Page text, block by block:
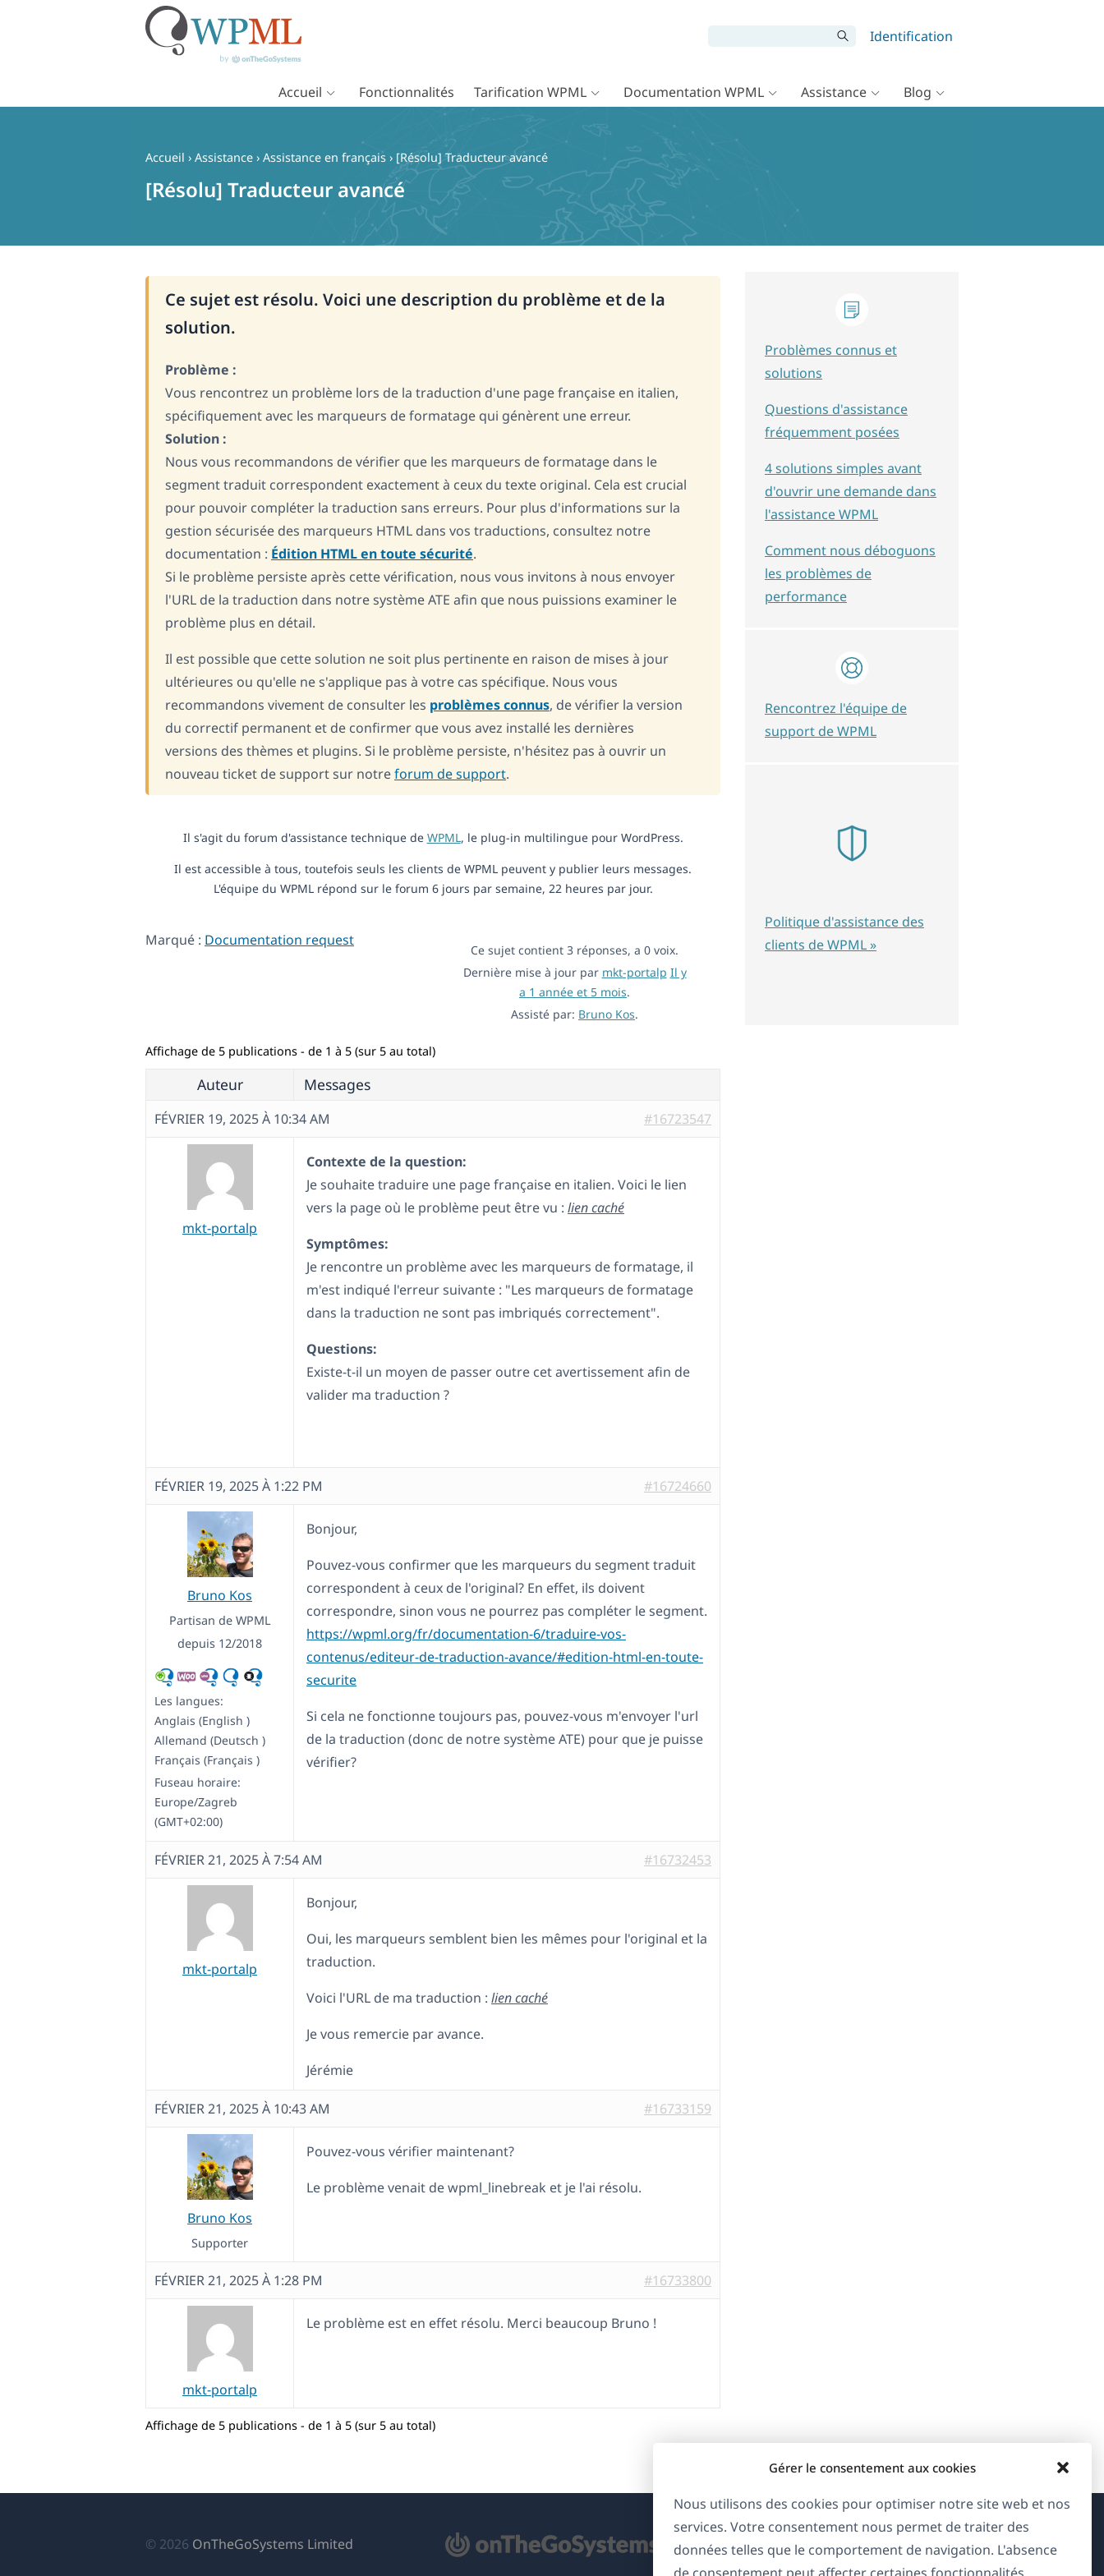
Gérer le consentement aux cookies
Nous utilisons des cookies pour optimiser notre site web et nos
services. Votre consentement nous permet de traiter des
données telles que le comportement de navigation. L'absence
Identification
Accueil Fonctionnalités Tarification WPML Documentation WPML Assistance Blog
Accueil › Assistance › Assistance en français › [Résolu] Traducteur avancé
[Résolu] Traducteur avancé
Ce sujet est résolu. Voici une description du problème et de la
solution.
Problème :
Vous rencontrez un problème lors de la traduction d'une page française en italien,
spécifiquement avec les marqueurs de formatage qui génèrent une erreur.
Solution :
Nous vous recommandons de vérifier que les marqueurs de formatage dans le
segment traduit correspondent exactement à ceux du texte original. Cela est crucial
pour pouvoir compléter la traduction sans erreurs. Pour plus d'informations sur la
gestion sécurisée des marqueurs HTML dans vos traductions, consultez notre
documentation : Édition HTML en toute sécurité.
Si le problème persiste après cette vérification, nous vous invitons à nous envoyer
l'URL de la traduction dans notre système ATE afin que nous puissions examiner le
problème plus en détail.
Il est possible que cette solution ne soit plus pertinente en raison de mises à jour
ultérieures ou qu'elle ne s'applique pas à votre cas spécifique. Nous vous
recommandons vivement de consulter les problèmes connus, de vérifier la version
du correctif permanent et de confirmer que vous avez installé les dernières
versions des thèmes et plugins. Si le problème persiste, n'hésitez pas à ouvrir un
nouveau ticket de support sur notreforum de support.
Il s'agit du forum d'assistance technique de WPML, le plug-in multilingue pour WordPress.
Il est accessible à tous, toutefois seuls les clients de WPML peuvent y publier leurs messages.
L'équipe du WPML répond sur le forum 6 jours par semaine, 22 heures par jour.
Marqué : Documentation request
Ce sujet contient 3 réponses, a 0 voix.
Dernière mise à jour par mkt-portalp Il y
a 1 année et 5 mois.
Assisté par: Bruno Kos.
Affichage de 5 publications - de 1 à 5 (sur 5 au total)
Auteur Messages
FÉVRIER 19, 2025 À 10:34 AM #16723547
mkt-portalp
Contexte de la question:
Je souhaite traduire une page française en italien. Voici le lien
vers la page où le problème peut être vu : lien caché
Symptômes:
Je rencontre un problème avec les marqueurs de formatage, il
m'est indiqué l'erreur suivante : "Les marqueurs de formatage
dans la traduction ne sont pas imbriqués correctement".
Questions:
Existe-t-il un moyen de passer outre cet avertissement afin de
valider ma traduction ?
FÉVRIER 19, 2025 À 1:22 PM #16724660
Bruno Kos
Partisan de WPML
depuis 12/2018
Les langues:
Anglais (English )
Allemand (Deutsch )
Français (Français )
Fuseau horaire:
Europe/Zagreb
(GMT+02:00)
Bonjour,
Pouvez-vous confirmer que les marqueurs du segment traduit
correspondent à ceux de l'original? En effet, ils doivent
correspondre, sinon vous ne pourrez pas compléter le segment.
https://wpml.org/fr/documentation-6/traduire-vos-
contenus/editeur-de-traduction-avance/#edition-html-en-toute-
securite
Si cela ne fonctionne toujours pas, pouvez-vous m'envoyer l'url
de la traduction (donc de notre système ATE) pour que je puisse
vérifier?
FÉVRIER 21, 2025 À 7:54 AM #16732453
mkt-portalp
Bonjour,
Oui, les marqueurs semblent bien les mêmes pour l'original et la
traduction.
Voici l'URL de ma traduction : lien caché
Je vous remercie par avance.
Jérémie
FÉVRIER 21, 2025 À 10:43 AM #16733159
Bruno Kos
Supporter
Pouvez-vous vérifier maintenant?
Le problème venait de wpml_linebreak et je l'ai résolu.
FÉVRIER 21, 2025 À 1:28 PM #16733800
mkt-portalp
Le problème est en effet résolu. Merci beaucoup Bruno !
Affichage de 5 publications - de 1 à 5 (sur 5 au total)
Problèmes connus et
solutions
Questions d'assistance
fréquemment posées
4 solutions simples avant
d'ouvrir une demande dans
l'assistance WPML
Comment nous déboguons
les problèmes de
performance
Rencontrez l'équipe de
support de WPML
Politique d'assistance des
clients de WPML »
© 2026 OnTheGoSystems Limited
À propos de WPML